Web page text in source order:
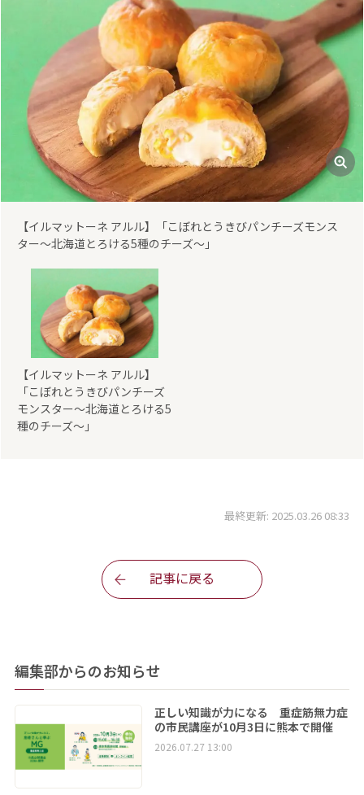
【イルマットーネ アルル】「こぼれとうきびパンチーズモンス
ター～北海道とろける5種のチーズ～」
【イルマットーネ アルル】
「こぼれとうきびパンチーズ
モンスター～北海道とろける5
種のチーズ～」
最終更新: 2025.03.26 08:33
記事に戻る
編集部からのお知らせ
正しい知識が力になる 重症筋無力症
の市民講座が10月3日に熊本で開催
2026.07.27 13:00